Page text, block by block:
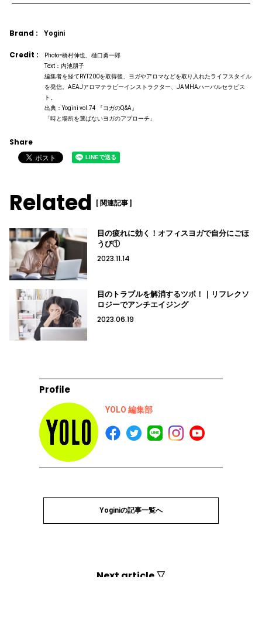
Brand : Yogini
Credit :
Photo=橋村伸也、樋口勇一郎
Text：内池朋子
編集者を経てRYT200を取得後、ヨガやアロマなどを取り入れたライフスタイル
を発信。AEAJアロマテラピーインストラクター、JAMHAハーバルセラピス
ト。
出典：Yogini vol.74 『ヨガのQ&A』
「時と場所を選ばないヨガのアプローチ」
Share
Related [ 関連記事 ]
目の疲れに効く！オフィスヨガで自分にごほ
うび①
2023.11.14
目のトラブルを解消するツボ！｜リフレクソ
ロジーでアンチエイジング
2023.06.19
Profile
YOLO 編集部
Yoginiの記事一覧へ
Next article ▽